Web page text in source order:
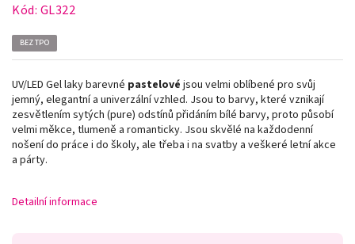
Kód: GL322
BEZ TPO
UV/LED Gel laky barevné pastelové jsou velmi oblíbené pro svůj
jemný, elegantní a univerzální vzhled. Jsou to barvy, které vznikají
zesvětlením sytých (pure) odstínů přidáním bílé barvy, proto působí
velmi měkce, tlumeně a romanticky. Jsou skvělé na každodenní
nošení do práce i do školy, ale třeba i na svatby a veškeré letní akce
a párty.
Detailní informace